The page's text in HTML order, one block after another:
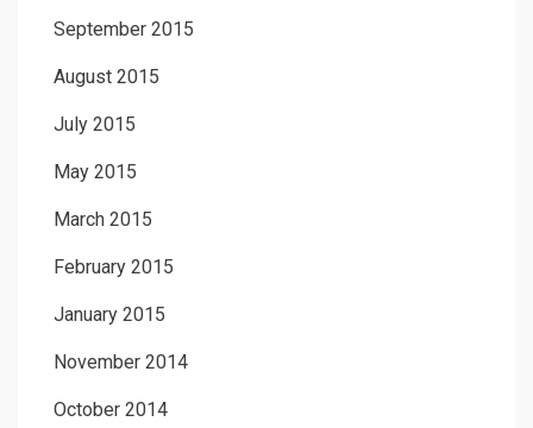
September 2015
August 2015
July 2015
May 2015
March 2015
February 2015
January 2015
November 2014
October 2014